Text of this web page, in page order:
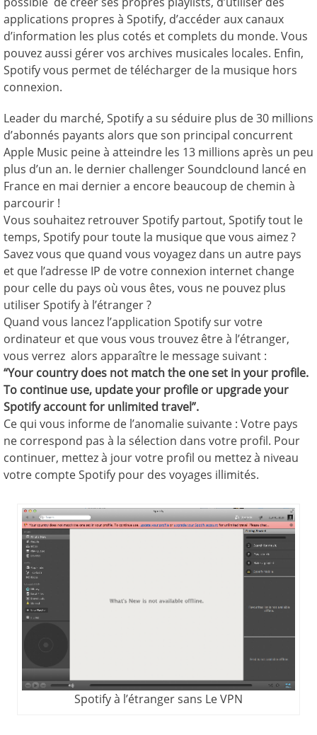
applications propres à Spotify, d’accéder aux canaux
d’information les plus cotés et complets du monde. Vous
pouvez aussi gérer vos archives musicales locales. Enfin,
Spotify vous permet de télécharger de la musique hors
connexion.
Leader du marché, Spotify a su séduire plus de 30 millions
d’abonnés payants alors que son principal concurrent
Apple Music peine à atteindre les 13 millions après un peu
plus d’un an. le dernier challenger Soundclound lancé en
France en mai dernier a encore beaucoup de chemin à
parcourir !
Vous souhaitez retrouver Spotify partout, Spotify tout le
temps, Spotify pour toute la musique que vous aimez ?
Savez vous que quand vous voyagez dans un autre pays
et que l’adresse IP de votre connexion internet change
pour celle du pays où vous êtes, vous ne pouvez plus
utiliser Spotify à l’étranger ?
Quand vous lancez l’application Spotify sur votre
ordinateur et que vous vous trouvez être à l’étranger,
vous verrez alors apparaître le message suivant :
“Your country does not match the one set in your profile.
To continue use, update your profile or upgrade your
Spotify account for unlimited travel”.
Ce qui vous informe de l’anomalie suivante : Votre pays
ne correspond pas à la sélection dans votre profil. Pour
continuer, mettez à jour votre profil ou mettez à niveau
votre compte Spotify pour des voyages illimités.
Spotify à l’étranger sans Le VPN